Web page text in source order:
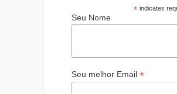
*indicates
Seu Nome
Seu melhor Email *